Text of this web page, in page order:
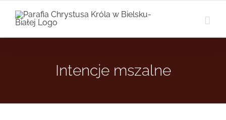
zawartości
Intencje mszalne